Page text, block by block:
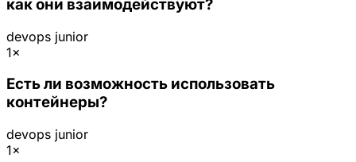
как они взаимодействуют?
devops junior
1×
Есть ли возможность использовать
контейнеры?
devops junior
1×